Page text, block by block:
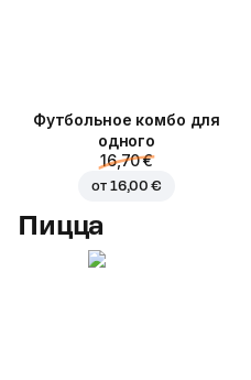
Футбольное комбо для
одного
16,70 €
от 16,00 €
Пицца